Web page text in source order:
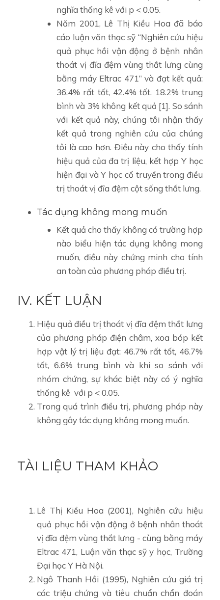
nghĩa thống kê với p < 0.05.
Năm 2001, Lê Thị Kiều Hoa đã báo
cáo luận văn thạc sỹ “Nghiên cứu hiệu
quả phục hồi vận động ở bệnh nhân
thoát vị đĩa đệm vùng thắt lưng cùng
bằng máy Eltrac 471” và đạt kết quả:
36.4% rất tốt, 42.4% tốt, 18.2% trung
bình và 3% không kết quả [1]. So sánh
với kết quả này, chúng tôi nhận thấy
kết quả trong nghiên cứu của chúng
tôi là cao hơn. Điều này cho thấy tính
hiệu quả của đa trị lỉệu, kết hợp Y học
hiện đại và Y học cổ truyền trong điều
trị thoát vị đĩa đệm cột sống thắt lưng.
Tác dụng không mong muốn
Kết quả cho thấy không có trường hợp
nào biểu hiện tác dụng không mong
muốn, điều này chứng minh cho tính
an toàn của phương pháp điều trị.
IV. KẾT LUẬN
Hiệu quả điều trị thoát vị đĩa đệm thắt lưng
của phương pháp điện châm, xoa bóp kết
hợp vật lý trị liệu đạt: 46.7% rất tốt, 46.7%
tốt, 6.6% trung bình và khi so sánh với
nhóm chứng, sự khác biệt này có ý nghĩa
thống kê với p < 0.05.
Trong quá trình điều trị, phương pháp này
không gây tác dụng không mong muốn.
TÀI LIỆU THAM KHẢO
Lê Thị Kiều Hoa (2001), Nghiên cứu hiệu
quả phục hồi vận động ở bệnh nhân thoát
vị đĩa đệm vùng thắt lưng - cùng bằng máy
Eltrac 471, Luận văn thạc sỹ y học, Trường
Đại học Y Hà Nội.
Ngô Thanh Hồi (1995), Nghiên cứu giá trị
các triệu chứng và tiêu chuẩn chẩn đoán